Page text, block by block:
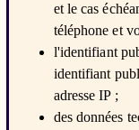
et le cas
téléphone et
l'identifiant
identifiant
adresse IP ;
des données